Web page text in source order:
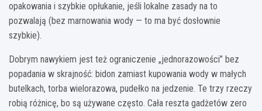
opakowania i szybkie opłukanie, jeśli lokalne zasady na to
pozwalają (bez marnowania wody — to ma być dosłownie
szybkie).
Dobrym nawykiem jest też ograniczenie „jednorazowości” bez
popadania w skrajność: bidon zamiast kupowania wody w małych
butelkach, torba wielorazowa, pudełko na jedzenie. Te trzy rzeczy
robią różnicę, bo są używane często. Cała reszta gadżetów zero